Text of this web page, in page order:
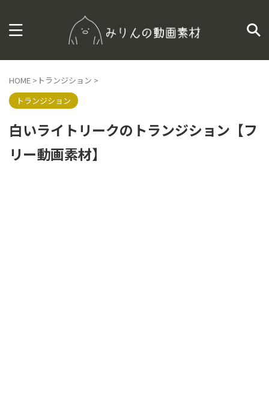
HOME > トランジション >
トランジション
白いライトリークのトランジション【フ
リー動画素材】